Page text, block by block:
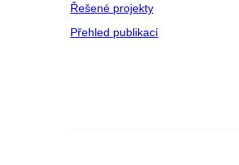
Řešené projekty
Přehled publikací